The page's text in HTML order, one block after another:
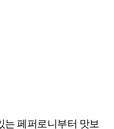
는 페퍼로니부터 맛보